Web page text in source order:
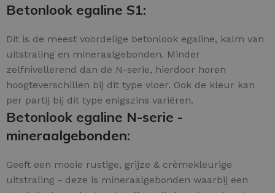
Betonlook egaline S1:
Dit is de meest voordelige betonlook egaline, kalm van
uitstraling en mineraalgebonden. Minder
zelfnivellerend dan de N-serie, hierdoor horen
hoogteverschillen bij dit type vloer. Ook de kleur kan
per partij bij dit type enigszins variëren.
Betonlook egaline N-serie -
mineraalgebonden:
Geeft een mooie rustige, grijze & crèmekleurige
uitstraling - deze is mineraalgebonden waarbij een